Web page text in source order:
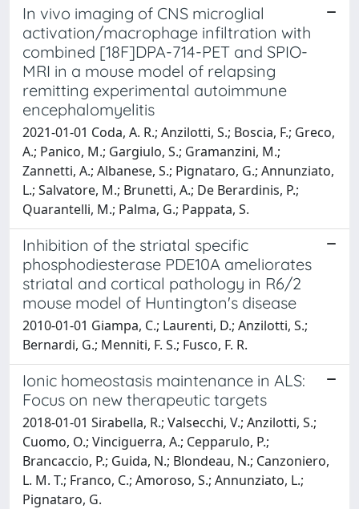
In vivo imaging of CNS microglial
activation/macrophage infiltration with
combined [18F]DPA-714-PET and SPIO-
MRI in a mouse model of relapsing
remitting experimental autoimmune
encephalomyelitis
2021-01-01 Coda, A. R.; Anzilotti, S.; Boscia, F.; Greco,
A.; Panico, M.; Gargiulo, S.; Gramanzini, M.;
Zannetti, A.; Albanese, S.; Pignataro, G.; Annunziato,
L.; Salvatore, M.; Brunetti, A.; De Berardinis, P.;
Quarantelli, M.; Palma, G.; Pappata, S.
Inhibition of the striatal specific
phosphodiesterase PDE10A ameliorates
striatal and cortical pathology in R6/2
mouse model of Huntington's disease
2010-01-01 Giampa, C.; Laurenti, D.; Anzilotti, S.;
Bernardi, G.; Menniti, F. S.; Fusco, F. R.
Ionic homeostasis maintenance in ALS:
Focus on new therapeutic targets
2018-01-01 Sirabella, R.; Valsecchi, V.; Anzilotti, S.;
Cuomo, O.; Vinciguerra, A.; Cepparulo, P.;
Brancaccio, P.; Guida, N.; Blondeau, N.; Canzoniero,
L. M. T.; Franco, C.; Amoroso, S.; Annunziato, L.;
Pignataro, G.